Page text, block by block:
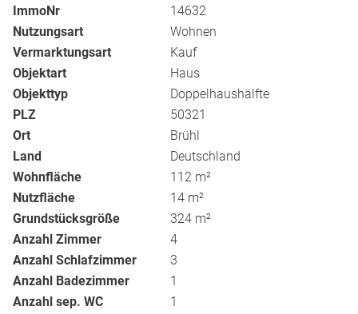
ImmoNr
14632
Nutzungsart
Wohnen
Vermarktungsart
Kauf
Objektart
Haus
Objekttyp
Doppelhaushälfte
PLZ
50321
Ort
Brühl
Land
Deutschland
Wohnfläche
112 m²
Nutzfläche
14 m²
Grundstücksgröße
324 m²
Anzahl Zimmer
4
Anzahl Schlafzimmer
3
Anzahl Badezimmer
1
Anzahl sep. WC
1